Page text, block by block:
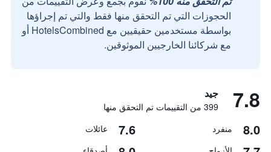
الحجوزات التي تم التحقق منها فقط والتي تم إجراؤها
بواسطة مستخدمين حقيقيين مع HotelsCombined أو
مع شركائنا الخارجيين الموثوقين.
7.8 جيد
399 من التقييمات تم التحقق منها
8.0 منفرد 7.6 عائلات